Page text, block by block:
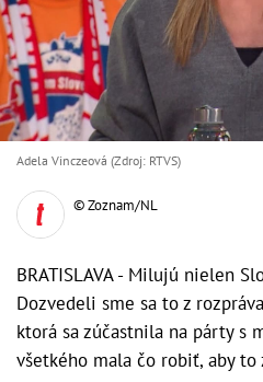
Adela Vinczeová (Zdroj: RTVS)
© Zoznam/NL
BRATISLAVA - Milujú nielen
Dozvedeli sme sa to z
ktorá sa zúčastnila na párty s
všetkého mala čo robiť, aby to